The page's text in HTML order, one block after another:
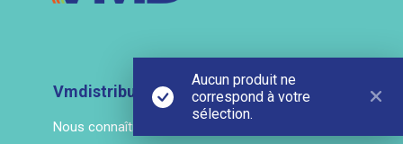
Aucun produit ne
correspond à votre
sélection.
Vmdistribution
Nous connaître